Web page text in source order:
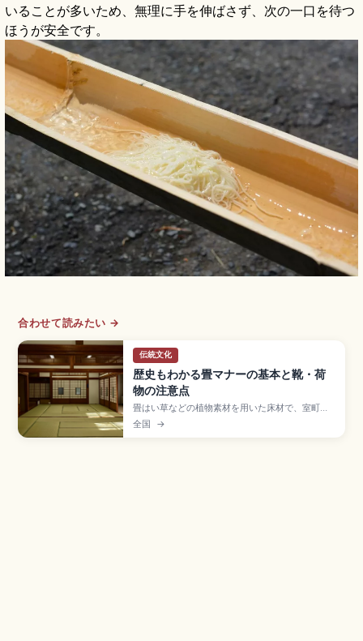
いることが多いため、無理に手を伸ばさず、次の一口を待つ
ほうが安全です。
合わせて読みたい →
伝統文化
歴史もわかる畳マナーの基本と靴・荷
物の注意点
畳はい草などの植物素材を用いた床材で、室町時
代以降に部屋全体に敷き詰める形が広まった日本
の住まい文化の象徴。土足禁止で靴は脱いだら出
全国 →